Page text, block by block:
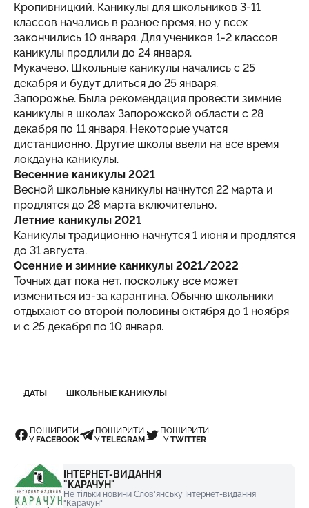
Кропивницкий. Каникулы для школьников 3-11
классов начались в разное время, но у всех
закончились 10 января. Для учеников 1-2 классов
каникулы продлили до 24 января.
Мукачево. Школьные каникулы начались с 25
декабря и будут длиться до 25 января.
Запорожье. Была рекомендация провести зимние
каникулы в школах Запорожской области с 28
декабря по 11 января. Некоторые учатся
дистанционно. Другие школы ввели на все время
локдауна каникулы.
Весенние каникулы 2021
Весной школьные каникулы начнутся 22 марта и
продлятся до 28 марта включительно.
Летние каникулы 2021
Каникулы традиционно начнутся 1 июня и продлятся
до 31 августа.
Осенние и зимние каникулы 2021/2022
Точных дат пока нет, поскольку все может
измениться из-за карантина. Обычно школьники
отдыхают со второй половины октября до 1 ноября
и с 25 декабря по 10 января.
ДАТЫ ШКОЛЬНЫЕ КАНИКУЛЫ
ПОШИРИТИ
У FACEBOOK
ПОШИРИТИ
УTELEGRAM
ПОШИРИТИ
УTWITTER
ІНТЕРНЕТ-ВИДАННЯ
"КАРАЧУН"
Не тільки новини Слов'янську Інтернет-видання
"Карачун"